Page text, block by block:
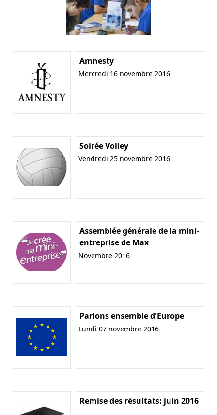
Amnesty
Mercredi 16 novembre 2016
Soirée Volley
Vendredi 25 novembre 2016
Assemblée générale de la mini-
entreprise de Max
Novembre 2016
Parlons ensemble d'Europe
Lundi 07 novembre 2016
Remise des résultats: juin 2016